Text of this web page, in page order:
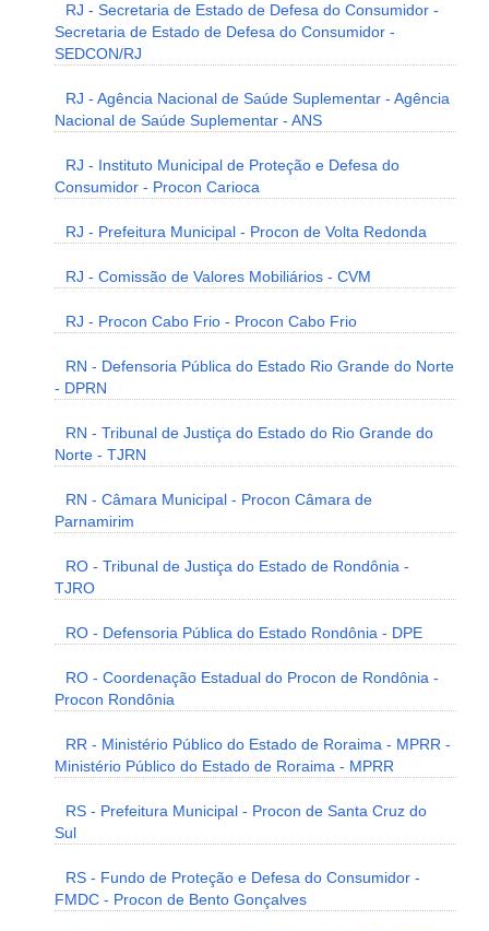
RJ - Secretaria de Estado de Defesa do Consumidor -
Secretaria de Estado de Defesa do Consumidor -
SEDCON/RJ
RJ - Agência Nacional de Saúde Suplementar - Agência
Nacional de Saúde Suplementar - ANS
RJ - Instituto Municipal de Proteção e Defesa do
Consumidor - Procon Carioca
RJ - Prefeitura Municipal - Procon de Volta Redonda
RJ - Comissão de Valores Mobiliários - CVM
RJ - Procon Cabo Frio - Procon Cabo Frio
RN - Defensoria Pública do Estado Rio Grande do Norte
- DPRN
RN - Tribunal de Justiça do Estado do Rio Grande do
Norte - TJRN
RN - Câmara Municipal - Procon Câmara de
Parnamirim
RO - Tribunal de Justiça do Estado de Rondônia -
TJRO
RO - Defensoria Pública do Estado Rondônia - DPE
RO - Coordenação Estadual do Procon de Rondônia -
Procon Rondônia
RR - Ministério Público do Estado de Roraima - MPRR -
Ministério Público do Estado de Roraima - MPRR
RS - Prefeitura Municipal - Procon de Santa Cruz do
Sul
RS - Fundo de Proteção e Defesa do Consumidor -
FMDC - Procon de Bento Gonçalves